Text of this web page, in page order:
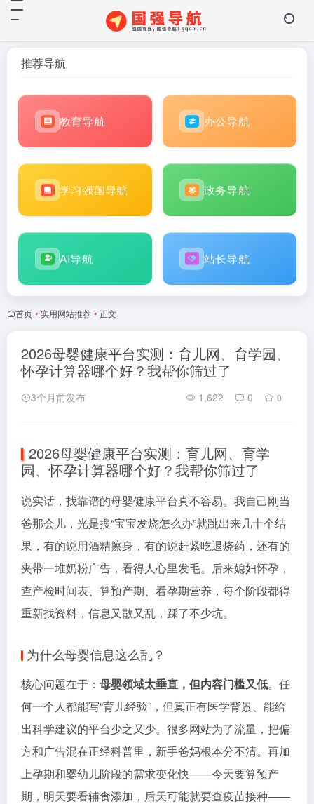
推荐导航
教育导航 办公导航
学习强国导航 政务导航
AI导航 站长导航
首页 • 实用网站推荐 • 正文
2026母婴健康平台实测：育儿网、育学园、
怀孕计算器哪个好？我帮你筛过了
3个月前发布 1,622 0 0
2026母婴健康平台实测：育儿网、育学
园、怀孕计算器哪个好？我帮你筛过了
说实话，找靠谱的母婴健康平台真不容易。我自己刚当
爸那会儿，光是搜“宝宝发烧怎么办”就跳出来几十个结
果，有的说用酒精擦身，有的说赶紧吃退烧药，还有的
夹带一堆奶粉广告，看得人心里发毛。后来媳妇怀孕，
查产检时间表、算预产期、看孕期营养，每个阶段都得
重新找资料，信息又散又乱，踩了不少坑。
为什么母婴信息这么乱？
核心问题在于： 母婴领域太垂直，但内容门槛又低。任
何一个人都能写“育儿经验”，但真正有医学背景、能给
出科学建议的平台少之又少。很多网站为了流量，把偏
方和广告混在正经科普里，新手爸妈根本分不清。再加
上孕期和婴幼儿阶段的需求变化快——今天要算预产
期，明天要看辅食添加，后天可能就要查疫苗接种——